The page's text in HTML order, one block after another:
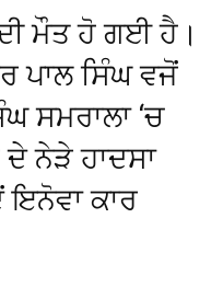
ਮੌਤ ਹੋ ਗਈ ਹੈ।
ਪਾਲ ਸਿੰਘ ਵਜੋਂ
ਸਮਰਾਲਾ ‘ਚ
ਨੇੜੇ ਹਾਦਸਾ
ਕਾਰ